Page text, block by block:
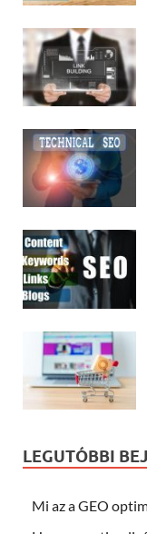
LEGUTÓBBI
Mi az a GEO